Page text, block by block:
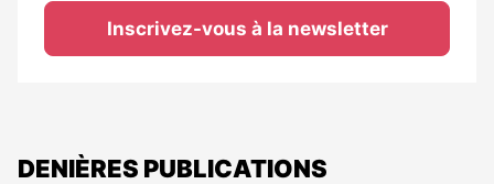
Inscrivez-vous à la newsletter
DENIÈRES PUBLICATIONS